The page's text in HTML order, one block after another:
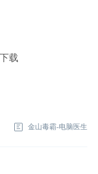
载
复
金山毒霸-电脑医生